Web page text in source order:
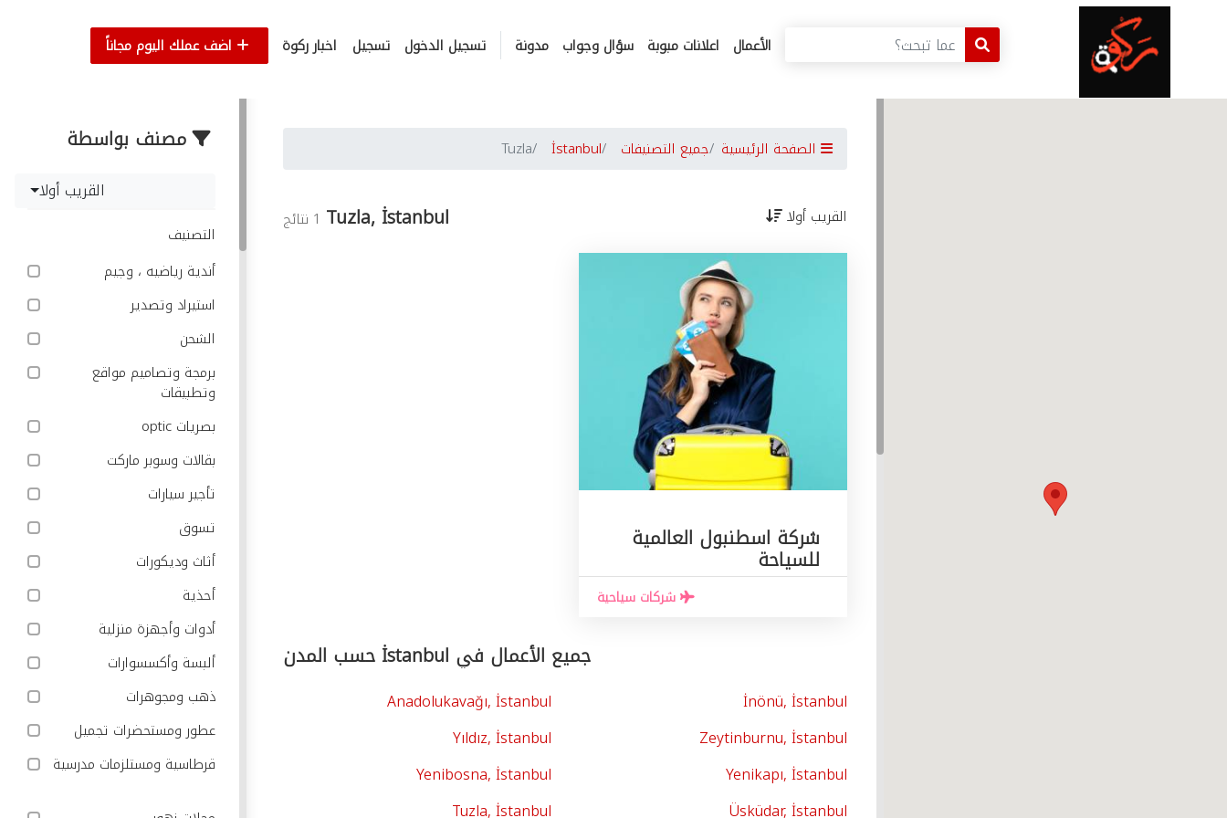
الأعمال اعلانات مبوبة سؤال وجواب مدونة تسجيل الدخول تسجيل اخبار ركوة اضف عملك اليوم مجاناً
مصنف بواسطة
القريب أولا
التصنيف
أندية رياضيه ، وجيم
استيراد وتصدير
الشحن
برمجة وتصاميم مواقع
وتطبيقات
بصريات optic
بقالات وسوبر ماركت
تأجير سيارات
تسوق
أثاث وديكورات
أحذية
أدوات وأجهزة منزلية
ألبسة وأكسسوارات
ذهب ومجوهرات
عطور ومستحضرات تجميل
قرطاسية ومستلزمات مدرسية
الصفحة الرئيسية جميع التصنيفات İstanbul
Tuzla
Tuzla, İstanbul 1 نتائج القريب أولا
شركة اسطنبول العالمية
للسياحة
شركات سياحية
جميع الأعمال في İstanbul حسب المدن
İnönü, İstanbul
Anadolukavağı, İstanbul
Zeytinburnu, İstanbul
Yıldız, İstanbul
Yenikapı, İstanbul
Yenibosna, İstanbul
Üsküdar, İstanbul
Tuzla, İstanbul